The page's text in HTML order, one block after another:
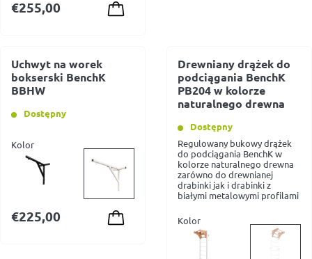
€255,00
Uchwyt na worek
bokserski BenchK
BBHW
Dostępny
Kolor
€225,00
Drewniany drążek do
podciągania BenchK
PB204 w kolorze
naturalnego drewna
Dostępny
Regulowany bukowy drążek
do podciągania BenchK w
kolorze naturalnego drewna
zarówno do drewnianej
drabinki jak i drabinki z
białymi metalowymi profilami
Kolor